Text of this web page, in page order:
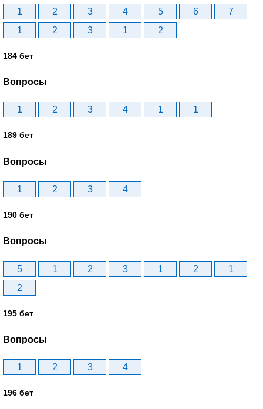
1 2 3 4 5 6
7
1
2 3 1 2
184 бет
Вопросы
1 2 3 4 1 1
189 бет
Вопросы
1 2 3 4
190 бет
Вопросы
5 1 2 3 1 2
1
2
195 бет
Вопросы
1 2 3 4
196 бет